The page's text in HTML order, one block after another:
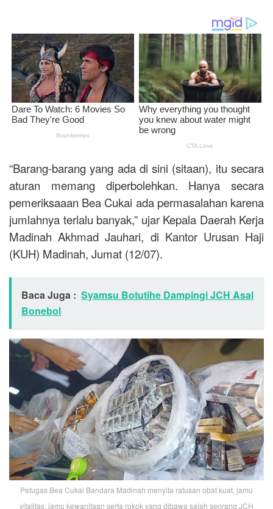
“Barang-barang yang ada di sini (sitaan), itu secara
aturan memang diperbolehkan. Hanya secara
pemeriksaaan Bea Cukai ada permasalahan karena
jumlahnya terlalu banyak,” ujar Kepala Daerah Kerja
Madinah Akhmad Jauhari, di Kantor Urusan Haji
(KUH) Madinah, Jumat (12/07).
Baca Juga : Syamsu Botutihe Dampingi JCH Asal
Bonebol
Petugas Bea Cukai Bandara Madinah menyita ratusan obat kuat, jamu
vitalitas, jamu kewanitaan serta rokok yang dibawa salah seorang JCH